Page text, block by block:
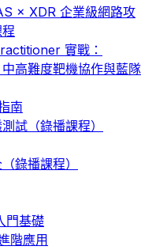
× XDR 企業級網路攻
實戰：
高難度靶機協作與藍隊
南
試（錄播課程）
錄播課程）
門基礎
階應用